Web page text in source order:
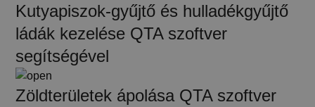
Kutyapiszok-gyűjtő és hulladékgyűjtő
ládák kezelése QTA szoftver
segítségével
Zöldterületek ápolása QTA szoftver